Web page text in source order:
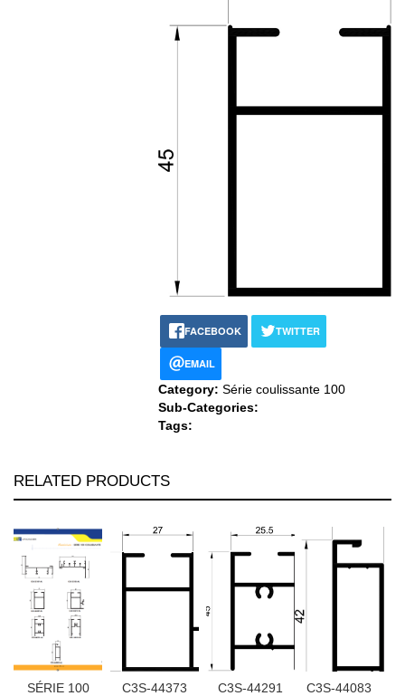
FACEBOOK TWITTER
EMAIL
Category: Série coulissante 100
Sub-Categories:
Tags:
RELATED PRODUCTS
SÉRIE 100 C3S-44373 C3S-44291 C3S-44083